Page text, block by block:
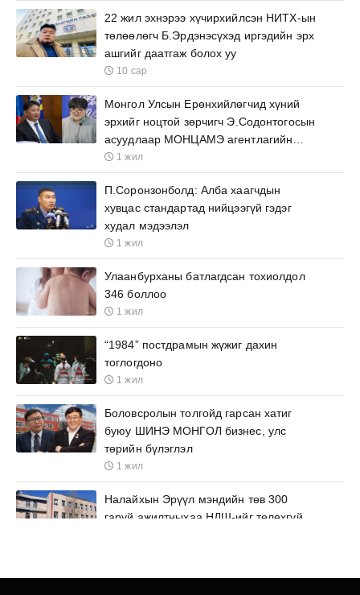
22 жил эхнэрээ хүчирхийлсэн НИТХ-ын
төлөөлөгч Б.Эрдэнэсүхэд иргэдийн эрх
ашгийг даатгаж болох уу
10 сар
Монгол Улсын Ерөнхийлөгчид хүний
эрхийг ноцтой зөрчигч Э.Содонтогосын
асуудлаар МОНЦАМЭ агентлагийн
ажилтнууд өргөх бичиг барьжээ
1 жил
П.Соронзонболд: Алба хаагчдын
хувцас стандартад нийцээгүй гэдэг
худал мэдээлэл
1 жил
Улаанбурханы батлагдсан тохиолдол
346 боллоо
1 жил
“1984” постдрамын жүжиг дахин
тоглогдоно
1 жил
Боловсролын толгойд гарсан хатиг
буюу ШИНЭ МОНГОЛ бизнес, улс
төрийн бүлэглэл
1 жил
Налайхын Эрүүл мэндийн төв 300
гаруй ажилтныхаа НДШ-ийг төлөхгүй